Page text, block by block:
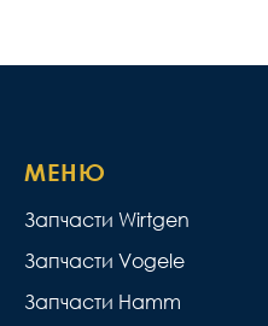
МЕНЮ
Запчасти Wirtgen
Запчасти Vogele
Запчасти Hamm